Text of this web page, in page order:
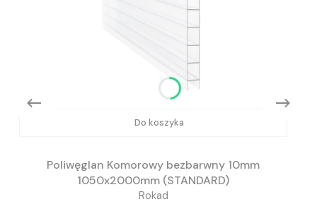
Do koszyka
Poliwęglan Komorowy bezbarwny 10mm
1050x2000mm (STANDARD)
Rokad